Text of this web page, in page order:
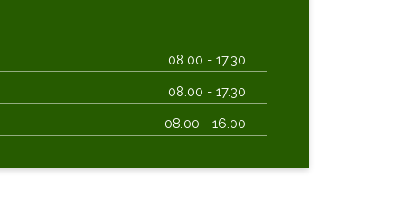
08.00 - 17.30​
08.00 - 17.30​
08.00 - 16.00​